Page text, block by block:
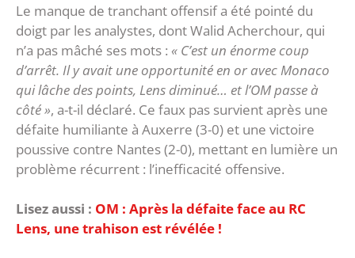
Le manque de tranchant offensif a été pointé du
doigt par les analystes, dont Walid Acherchour, qui
n’a pas mâché ses mots : « C’est un énorme coup
d’arrêt. Il y avait une opportunité en or avec Monaco
qui lâche des points, Lens diminué… et l’OM passe à
côté », a-t-il déclaré. Ce faux pas survient après une
défaite humiliante à Auxerre (3-0) et une victoire
poussive contre Nantes (2-0), mettant en lumière un
problème récurrent : l’inefficacité offensive.
Lisez aussi : OM : Après la défaite face au RC
Lens, une trahison est révélée !